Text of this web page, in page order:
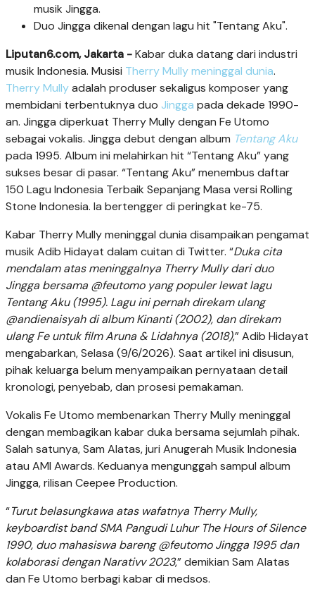
musik Jingga.
Duo Jingga dikenal dengan lagu hit "Tentang Aku".
Liputan6.com, Jakarta -Kabar duka datang dari industri
musik Indonesia. Musisi Therry Mully meninggal dunia.
Therry Mullyadalah produser sekaligus komposer yang
membidani terbentuknya duo Jingga pada dekade 1990-
an. Jingga diperkuat Therry Mully dengan Fe Utomo
sebagai vokalis. Jingga debut dengan album Tentang Aku
pada 1995. Album ini melahirkan hit “Tentang Aku” yang
sukses besar di pasar. “Tentang Aku” menembus daftar
150 Lagu Indonesia Terbaik Sepanjang Masa versi Rolling
Stone Indonesia. Ia bertengger di peringkat ke-75.
Kabar Therry Mully meninggal dunia disampaikan pengamat
musik Adib Hidayat dalam cuitan di Twitter. “Duka cita
mendalam atas meninggalnya Therry Mully dari duo
Jingga bersama @feutomo yang populer lewat lagu
Tentang Aku (1995). Lagu ini pernah direkam ulang
@andienaisyah di album Kinanti (2002), dan direkam
ulang Fe untuk film Aruna & Lidahnya (2018),” Adib Hidayat
mengabarkan, Selasa (9/6/2026). Saat artikel ini disusun,
pihak keluarga belum menyampaikan pernyataan detail
kronologi, penyebab, dan prosesi pemakaman.
Vokalis Fe Utomo membenarkan Therry Mully meninggal
dengan membagikan kabar duka bersama sejumlah pihak.
Salah satunya, Sam Alatas, juri Anugerah Musik Indonesia
atau AMI Awards. Keduanya mengunggah sampul album
Jingga, rilisan Ceepee Production.
“Turut belasungkawa atas wafatnya Therry Mully,
keyboardist band SMA Pangudi Luhur The Hours of Silence
1990, duo mahasiswa bareng @feutomo Jingga 1995 dan
kolaborasi dengan Narativv 2023,” demikian Sam Alatas
dan Fe Utomo berbagi kabar di medsos.